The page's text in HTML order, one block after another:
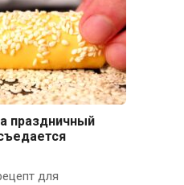
праздничный
для